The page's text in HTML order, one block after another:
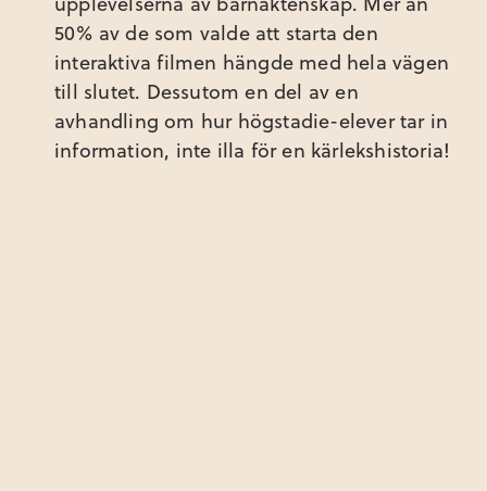
50% av de som valde att starta den
interaktiva filmen hängde med hela vägen
till slutet. Dessutom en del av en
avhandling om hur högstadie-elever tar in
information, inte illa för en kärlekshistoria!